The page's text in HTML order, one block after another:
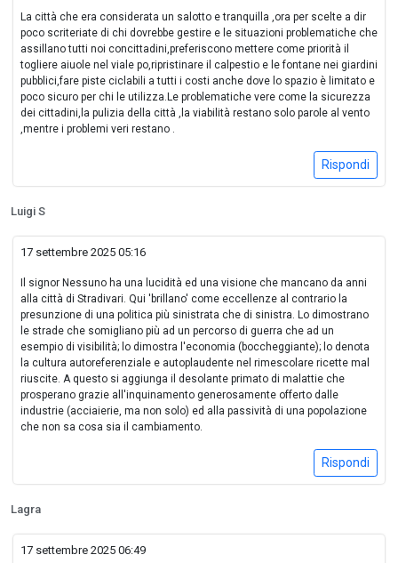
La città che era considerata un salotto e tranquilla ,ora per scelte a dir
poco scriteriate di chi dovrebbe gestire e le situazioni problematiche che
assillano tutti noi concittadini,preferiscono mettere come priorità il
togliere aiuole nel viale po,ripristinare il calpestio e le fontane nei giardini
pubblici,fare piste ciclabili a tutti i costi anche dove lo spazio è limitato e
poco sicuro per chi le utilizza.Le problematiche vere come la sicurezza
dei cittadini,la pulizia della città ,la viabilità restano solo parole al vento
,mentre i problemi veri restano .
Rispondi
Luigi S
17 settembre 2025 05:16
Il signor Nessuno ha una lucidità ed una visione che mancano da anni
alla città di Stradivari. Qui 'brillano' come eccellenze al contrario la
presunzione di una politica più sinistrata che di sinistra. Lo dimostrano
le strade che somigliano più ad un percorso di guerra che ad un
esempio di visibilità; lo dimostra l'economia (boccheggiante); lo denota
la cultura autoreferenziale e autoplaudente nel rimescolare ricette mal
riuscite. A questo si aggiunga il desolante primato di malattie che
prosperano grazie all'inquinamento generosamente offerto dalle
industrie (acciaierie, ma non solo) ed alla passività di una popolazione
che non sa cosa sia il cambiamento.
Rispondi
Lagra
17 settembre 2025 06:49